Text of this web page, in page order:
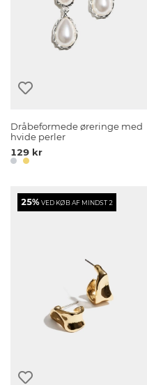
Dråbeformede øreringe med
hvide perler
129 kr
25%VED KØB AF MINDST 2